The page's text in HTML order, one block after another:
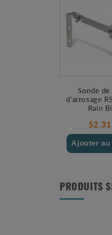
Sonde
d'arrosage
Rain
Ajouter au
PRODUITS